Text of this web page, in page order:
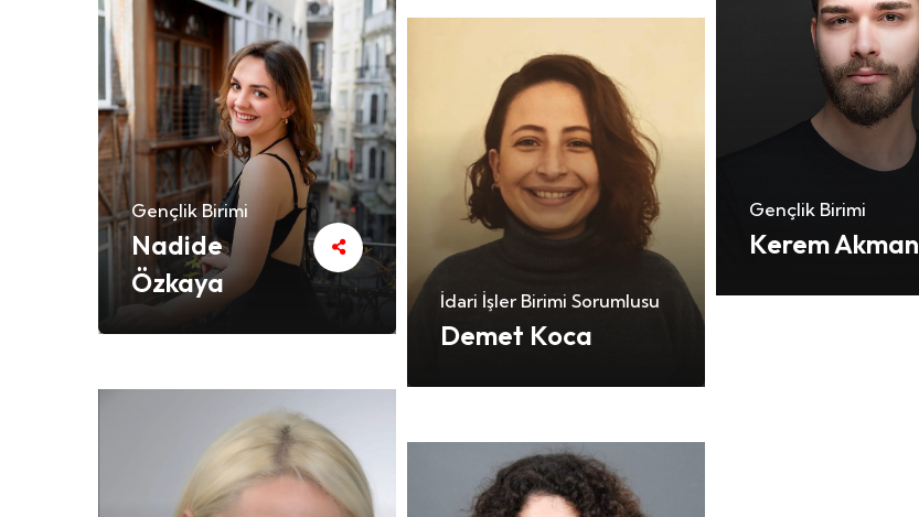
Gençlik Birimi
Nadide
Özkaya
İdari İşler Birimi Sorumlusu
Demet Koca
Gençlik Birimi
Kerem Akman